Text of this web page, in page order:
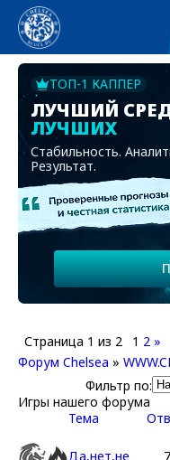
ТОП-1 КАППЕР
ЛУЧШИЙ
ЛУЧШИХ
Стабильность.
Результат.
Страница 1 из 2 1 2 »
Форум Chelsea »
Фильтр по:
Игры нашего форума
Тема
Да,нет,не